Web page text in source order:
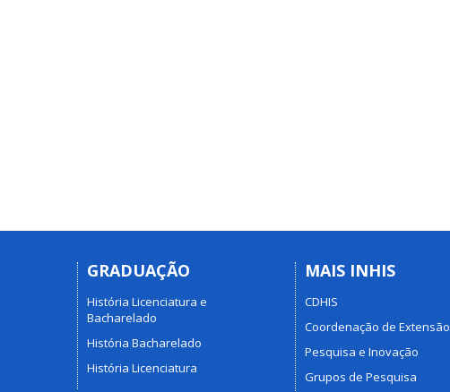
GRADUAÇÃO
História Licenciatura e
Bacharelado
História Bacharelado
História Licenciatura
MAIS INHIS
CDHIS
Coordenação de Extensão
Pesquisa e Inovação
Grupos de Pesquisa